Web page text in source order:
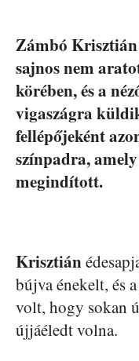
Zámbó
sajnos nem
körében, és a
vigaszágra
fellépőjeként
színpadra,
megindított.
Krisztián
bújva énekelt, és
volt, hogy sokan
újjáéledt volna.